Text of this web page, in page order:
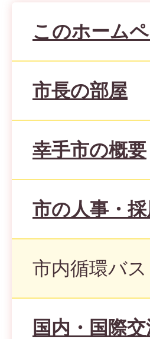
このホーム
市長の部屋
幸手市の概要
市の人事・
市内循環バス
国内・国際